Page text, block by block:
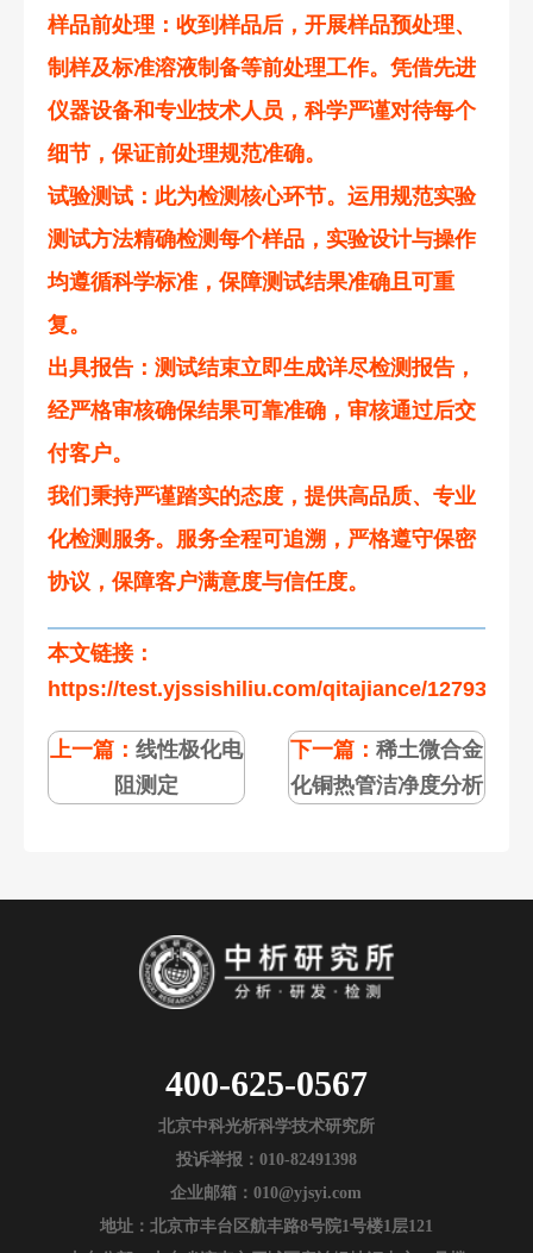
样品前处理 ：收到样品后，开展样品预处理、
制样及标准溶液制备等前处理工作。凭借先进
仪器设备和专业技术人员，科学严谨对待每个
细节，保证前处理规范准确。
试验测试 ：此为检测核心环节。运用规范实验
测试方法精确检测每个样品，实验设计与操作
均遵循科学标准，保障测试结果准确且可重
复。
出具报告 ：测试结束立即生成详尽检测报告，
经严格审核确保结果可靠准确，审核通过后交
付客户。
我们秉持严谨踏实的态度，提供高品质、专业
化检测服务。服务全程可追溯，严格遵守保密
协议，保障客户满意度与信任度。
本文链接：
https://test.yjssishiliu.com/qitajiance/
上一篇： 线性极化电
阻测定
下一篇：稀土微合金
化铜热管洁净度分析
400-625-0567
北京中科光析科学技术研究所
投诉举报：010-82491398
企业邮箱：010@yjsyi.com
地址：北京市丰台区航丰路8号院1号楼1层121